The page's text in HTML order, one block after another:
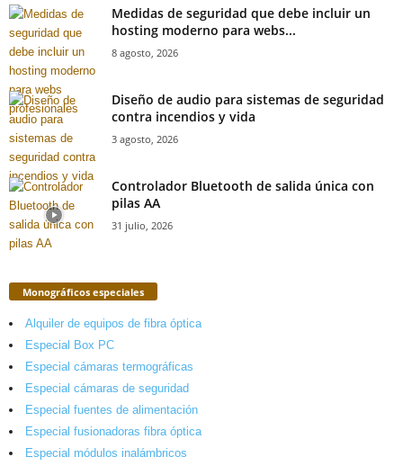
Medidas de seguridad que debe incluir un
hosting moderno para webs...
8 agosto, 2026
Diseño de audio para sistemas de seguridad
contra incendios y vida
3 agosto, 2026
Controlador Bluetooth de salida única con
pilas AA
31 julio, 2026
Monográficos especiales
Alquiler de equipos de fibra óptica
Especial Box PC
Especial cámaras termográficas
Especial cámaras de seguridad
Especial fuentes de alimentación
Especial fusionadoras fibra óptica
Especial módulos inalámbricos